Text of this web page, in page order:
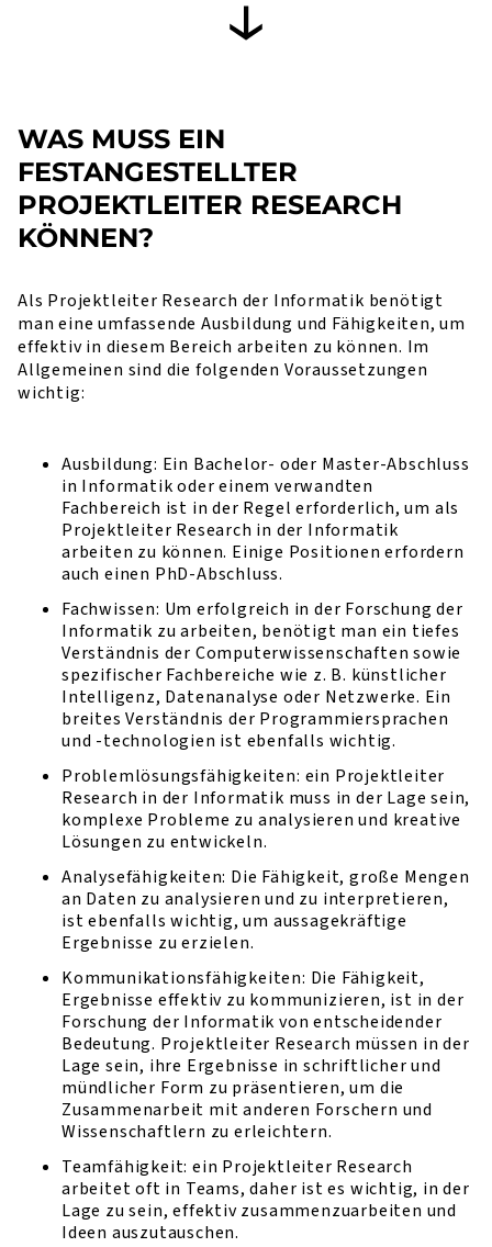
WAS MUSS EIN
FESTANGESTELLTER
PROJEKTLEITER RESEARCH
KÖNNEN?
Als Projektleiter Research der Informatik benötigt
man eine umfassende Ausbildung und Fähigkeiten, um
effektiv in diesem Bereich arbeiten zu können. Im
Allgemeinen sind die folgenden Voraussetzungen
wichtig:
Ausbildung: Ein Bachelor- oder Master-Abschluss
in Informatik oder einem verwandten
Fachbereich ist in der Regel erforderlich, um als
Projektleiter Research in der Informatik
arbeiten zu können. Einige Positionen erfordern
auch einen PhD-Abschluss.
Fachwissen: Um erfolgreich in der Forschung der
Informatik zu arbeiten, benötigt man ein tiefes
Verständnis der Computerwissenschaften sowie
spezifischer Fachbereiche wie z. B. künstlicher
Intelligenz, Datenanalyse oder Netzwerke. Ein
breites Verständnis der Programmiersprachen
und -technologien ist ebenfalls wichtig.
Problemlösungsfähigkeiten: ein Projektleiter
Research in der Informatik muss in der Lage sein,
komplexe Probleme zu analysieren und kreative
Lösungen zu entwickeln.
Analysefähigkeiten: Die Fähigkeit, große Mengen
an Daten zu analysieren und zu interpretieren,
ist ebenfalls wichtig, um aussagekräftige
Ergebnisse zu erzielen.
Kommunikationsfähigkeiten: Die Fähigkeit,
Ergebnisse effektiv zu kommunizieren, ist in der
Forschung der Informatik von entscheidender
Bedeutung. Projektleiter Research müssen in der
Lage sein, ihre Ergebnisse in schriftlicher und
mündlicher Form zu präsentieren, um die
Zusammenarbeit mit anderen Forschern und
Wissenschaftlern zu erleichtern.
Teamfähigkeit: ein Projektleiter Research
arbeitet oft in Teams, daher ist es wichtig, in der
Lage zu sein, effektiv zusammenzuarbeiten und
Ideen auszutauschen.